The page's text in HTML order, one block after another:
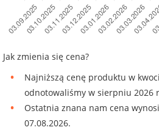
Jak zmienia się cena?
Najniższą cenę produktu w
odnotowaliśmy w sierpniu 2026
Ostatnia znana nam cena
07.08.2026.